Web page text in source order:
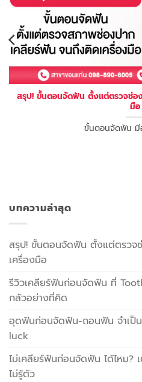
สรุป! ขั้นตอนจัดฟัน ตั้งแต่ตรวจช่อ
มือ
ขั้นตอนจัดฟัน มีอ
บทความล่าสุด
สรุป! ขั้นตอนจัดฟัน ตั้งแต่ตรวจ
เครื่องมือ
รีวิวเคลียร์ฟันก่อนจัดฟัน ที่
กลัวอย่างที่คิด
อุดฟันก่อนจัดฟัน-ถอนฟัน จำเป็
luck
ไม่เคลียร์ฟันก่อนจัดฟัน ได้ไหม?
ไม่รู้ตัว